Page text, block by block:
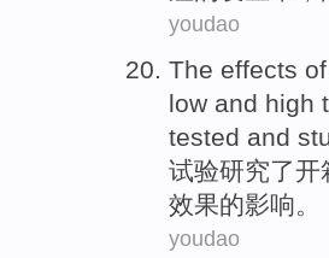
youdao
The effects of
low and high
tested and
试验研究了开
效果的影响。
youdao